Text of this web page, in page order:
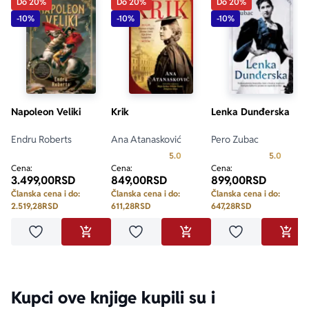
-10%
Napoleon Veliki
Endru Roberts
Cena:
3.499,00RSD
Članska cena i do:
2.519,28RSD
Dodaj u omiljeneDODAJ U KORPU
-10%
Krik
Ana Atanasković
5.0 Prosecna ocena je 5.0 od 5
Cena:
849,00RSD
Članska cena i do:
611,28RSD
Dodaj u omiljeneDODAJ U KORPU
-10%
Lenka Dunđerska
Pero Zubac
5.0
Cena:
899,00RSD
Članska cena i do:
647,28RSD
Dodaj u
Kupci ove knjige kupili su i